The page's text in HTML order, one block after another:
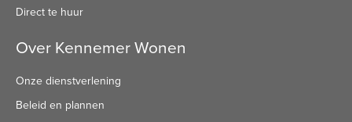
Direct te huur
Over Kennemer Wonen
Onze dienstverlening
Beleid en plannen